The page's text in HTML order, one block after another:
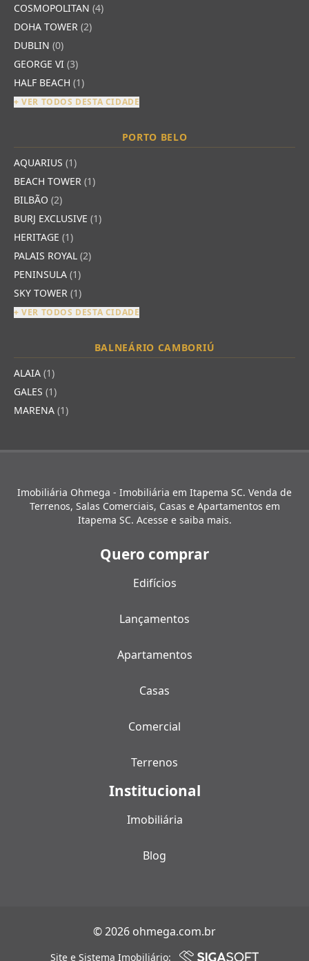
COSMOPOLITAN (4)
DOHA TOWER (2)
DUBLIN (0)
GEORGE VI (3)
HALF BEACH (1)
+ VER TODOS DESTA CIDADE
PORTO BELO
AQUARIUS (1)
BEACH TOWER (1)
BILBÃO (2)
BURJ EXCLUSIVE (1)
HERITAGE (1)
PALAIS ROYAL (2)
PENINSULA (1)
SKY TOWER (1)
+ VER TODOS DESTA CIDADE
BALNEÁRIO CAMBORIÚ
ALAIA (1)
GALES (1)
MARENA (1)
Imobiliária Ohmega - Imobiliária em Itapema SC. Venda de
Terrenos, Salas Comerciais, Casas e Apartamentos em
Itapema SC. Acesse e saiba mais.
Quero comprar
Edifícios
Lançamentos
Apartamentos
Casas
Comercial
Terrenos
Institucional
Imobiliária
Blog
© 2026 ohmega.com.br
Site e Sistema Imobiliário: